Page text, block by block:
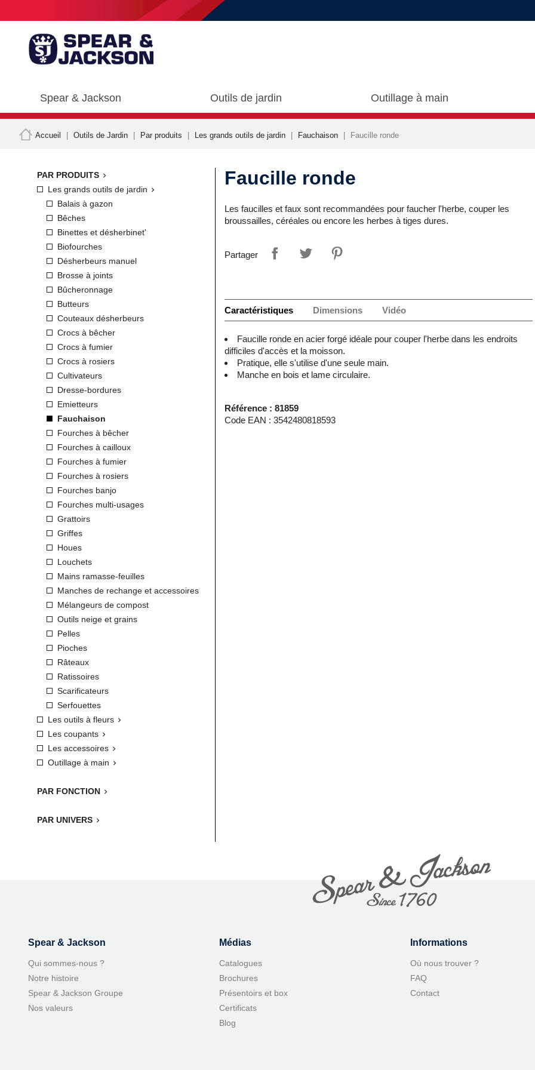
Spear & Jackson Outils de jardin Outillage à main
Accueil Outils de Jardin Par produits Les grands outils de jardin Fauchaison Faucille ronde
PAR PRODUITS 
Les grands outils de jardin 
Balais à gazon
Bêches
Binettes et désherbinet'
Biofourches
Désherbeurs manuel
Brosse à joints
Bûcheronnage
Butteurs
Couteaux désherbeurs
Crocs à bêcher
Crocs à fumier
Crocs à rosiers
Cultivateurs
Dresse-bordures
Emietteurs
Fauchaison
Fourches à bêcher
Fourches à cailloux
Fourches à fumier
Fourches à rosiers
Fourches banjo
Fourches multi-usages
Grattoirs
Griffes
Houes
Louchets
Mains ramasse-feuilles
Manches de rechange et accessoires
Mélangeurs de compost
Outils neige et grains
Pelles
Pioches
Râteaux
Ratissoires
Scarificateurs
Serfouettes
Les outils à fleurs 
Les coupants 
Les accessoires 
Outillage à main 
PAR FONCTION 
PAR UNIVERS 
Faucille ronde
Les faucilles et faux sont recommandées pour faucher l'herbe, couper les
broussailles, céréales ou encore les herbes à tiges dures.
Partager
Caractéristiques Dimensions Vidéo
Faucille ronde en acier forgé idéale pour couper l'herbe dans les endroits
difficiles d'accès et la moisson.
Pratique, elle s'utilise d'une seule main.
Manche en bois et lame circulaire.
Référence : 81859
Code EAN : 3542480818593
Spear & Jackson
Qui sommes-nous ?
Notre histoire
Spear & Jackson Groupe
Nos valeurs
Médias
Catalogues
Brochures
Présentoirs et box
Certificats
Blog
Informations
Où nous trouver ?
FAQ
Contact